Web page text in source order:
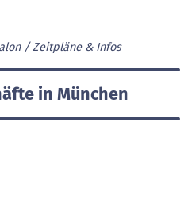
Zeitpläne & Infos
in München